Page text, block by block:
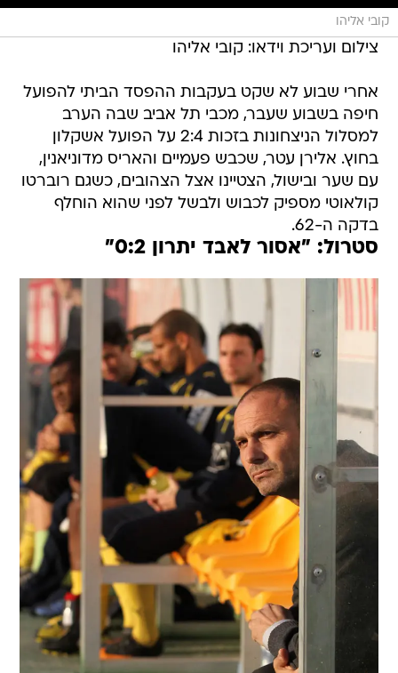
קובי אליהו
צילום ועריכת וידאו: קובי אליהו
אחרי שבוע לא שקט בעקבות ההפסד הביתי להפועל
חיפה בשבוע שעבר, מכבי תל אביב שבה הערב
למסלול הניצחונות בזכות 2:4 על הפועל אשקלון
בחוץ. אלירן עטר, שכבש פעמיים והאריס מדוניאנין,
עם שער ובישול, הצטיינו אצל הצהובים, כשגם רוברטו
קולאוטי מספיק לכבוש ולבשל לפני שהוא הוחלף
בדקה ה-62.
סטרול: "אסור לאבד יתרון 0:2"